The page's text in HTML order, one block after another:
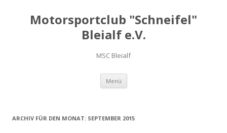
Motorsportclub "Schneifel"
Bleialf e.V.
MSC Bleialf
Menü Zum
springen
ARCHIV FÜR DEN MONAT: SEPTEMBER 2015